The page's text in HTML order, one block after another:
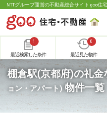
NTTグループ運営の不動産総合サイト goo住
1
最近検索した条件
0
最近見た物件
棚倉駅(京都府)の礼
ョン・アパート) 物件一覧